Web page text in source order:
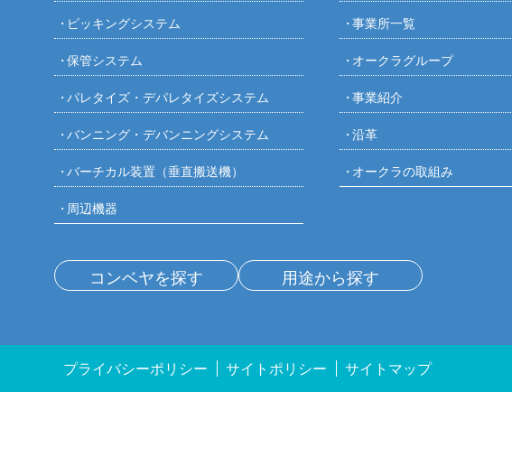
ピッキングシステム
保管システム
パレタイズ・デパレタイズシステム
バンニング・デバンニングシステム
バーチカル装置（垂直搬送機）
周辺機器
事業所一覧
オークラグループ
事業紹介
沿革
オークラの取組み
コンベヤを探す 用途から探す
プライバシーポリシー サイトポリシー サイトマップ